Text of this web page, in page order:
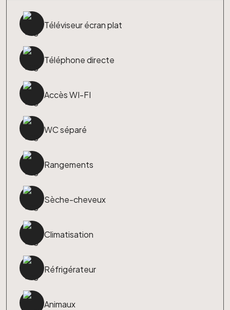
Téléviseur écran plat
Téléphone directe
Accès WI-FI
WC séparé
Rangements
Sèche-cheveux
Climatisation
Réfrigérateur
Animaux